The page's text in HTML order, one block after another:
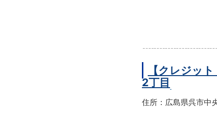
【クレジッ
2丁目
住所：広島県呉市中